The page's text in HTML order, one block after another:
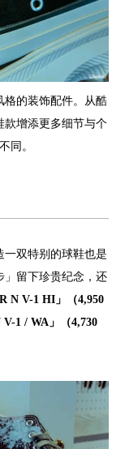
格的装饰配件。从酷
款增添更多细节与个
同。
一双特别的球鞋也是
」留下珍贵纪念，还
N V-1 HI」（4,950
V-1 / WA」（4,730